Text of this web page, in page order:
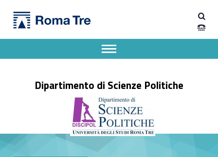
Dottorandi - Dipartimento di Scienze Politiche
Dipartimento di Scienze Politiche
Apri il menu secondario
Header info sidebar